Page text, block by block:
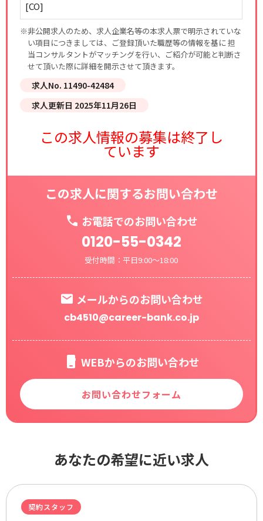
[CO]
※非公開求人のため、求人企業名等の本求人票で明示されていな
い項目につきましては、ご登録頂いた職歴等の情報を基に 担
当コンサルタントがマッチングを行い、ご紹介が可能と判断さ
せて頂いた際に詳細を開示させて頂きます。
求人No. 11490-42484
求人更新日 2025年11月26日
この求人情報の募集は終了し
ています
この求人に関するお問い合わせ
お電話でのお問い合わせ
0120-55-0342
受付時間：平日9:00～18:00
メールからのお問い合わせ
cb4510@career-bank.co.jp
WEBからのお問い合わせ
お問い合わせフォーム
あなたの希望に近い求人
契約スタッフ